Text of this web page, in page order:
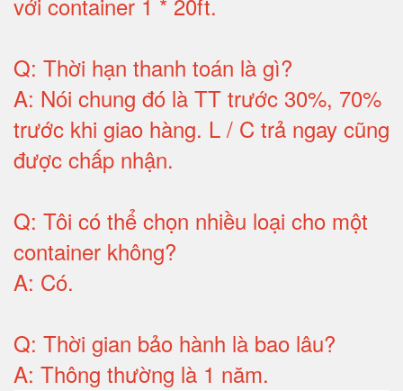
Q: Thời hạn thanh toán là gì?
A: Nói chung đó là TT trước 30%, 70%
trước khi giao hàng. L / C trả ngay cũng
được chấp nhận.
Q: Tôi có thể chọn nhiều loại cho một
container không?
A: Có.
Q: Thời gian bảo hành là bao lâu?
A: Thông thường là 1 năm.